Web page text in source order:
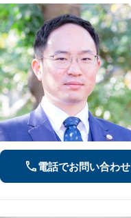
電話でお問い合わせ